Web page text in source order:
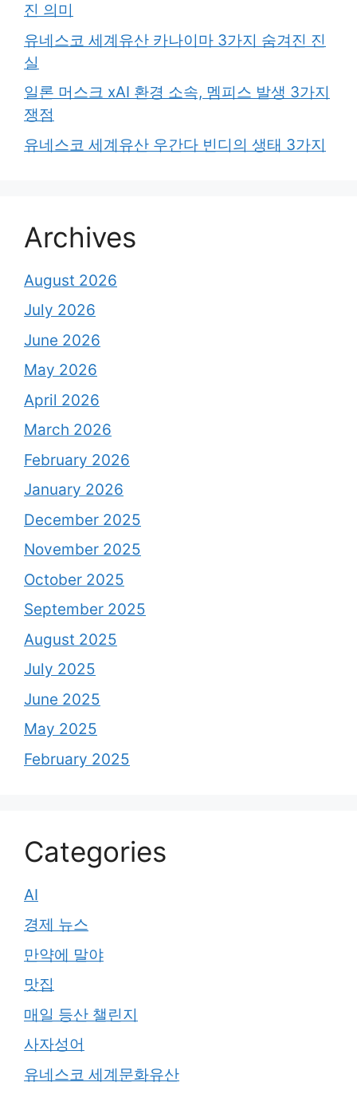
진 의미
유네스코 세계유산 카나이마 3가지 숨겨진 진
실
일론 머스크 xAI 환경 소속, 멤피스 발생 3가지
쟁점
유네스코 세계유산 우간다 빈디의 생태 3가지
Archives
August 2026
July 2026
June 2026
May 2026
April 2026
March 2026
February 2026
January 2026
December 2025
November 2025
October 2025
September 2025
August 2025
July 2025
June 2025
May 2025
February 2025
Categories
AI
경제 뉴스
만약에 말야
맛집
매일 등산 챌린지
사자성어
유네스코 세계문화유산